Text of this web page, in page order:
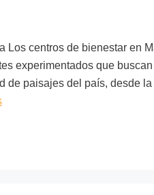
Los centros de bienestar en
experimentados que
de paisajes del país, desde